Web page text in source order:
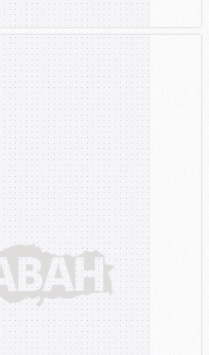
sunabilmek için İnternet
üçüncü kişilere ait çerezler
vasıtasıyla çeşitli kişisel
gerekli olan çerezler bilgi
amacıyla
sitemizin daha işlevsel
ve sizlere yönelik
yapılması, amaçlarıyla
dahilinde kullanılacaktır.
aşağıda yer alan panel
Çerezlere ilişkin detaylı bilgi
Çerez Bilgilendirme
Korunması Kanunu uyarınca
Metnimizi okumak ve sitemizde